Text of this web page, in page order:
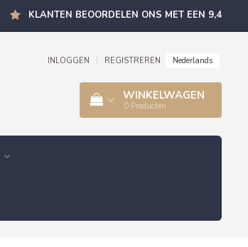
KLANTEN BEOORDELEN ONS MET EEN 9,4
INLOGGEN REGISTREREN Nederlands
WINKELWAGEN
0 Producten